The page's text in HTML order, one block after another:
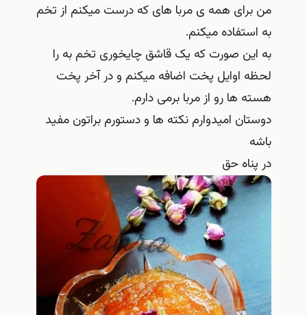
من برای همه ی مربا های که درست میکنم از تخم
به استفاده میکنم.
به این صورت که یک قاشق چایخوری تخم به را
لحظه اوایل پخت اضافه میکنم و در آخر پخت
هسته ها رو از مربا برمی دارم.
دوستان امیدوارم نکته ها و دستورم براتون مفید
باشه
در پناه حق